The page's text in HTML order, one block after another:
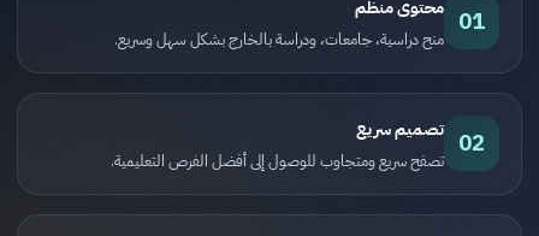
01 محتوى منظم
منح دراسية، جامعات، ودراسة بالخارج بشكل سهل وسريع.
02 تصميم سريع
تصفح سريع ومتجاوب للوصول إلى أفضل الفرص التعليمية.